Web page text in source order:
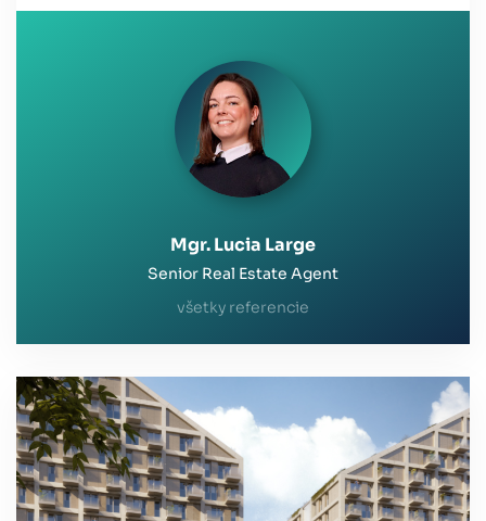
priateľskú komunikáciu a ľudský prístup. Pani
Large môžeme všetkým záujemcom a kúpu a
predaj nehnuteľností len ďalej odporúčať. Jej
profesionalita a osobný prístup v nás zanechal
dobrú skúsenosť, čo nebýva samozrejmosťou.
Mgr. Lucia Large
Senior Real Estate Agent
všetky referencie